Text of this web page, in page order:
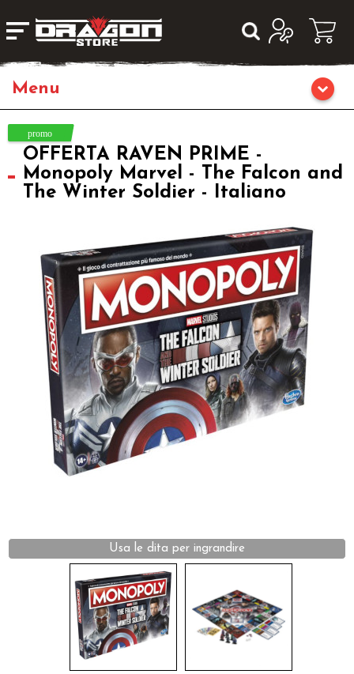
Giochi di Ruolo
Editoria
Giochi di Carte Collezionabili
Miniature
Accessori
Giocattoli e Gadget
OFFERTA RAVEN PRIME -
Monopoly Marvel - The Falcon and
The Winter Soldier - Italiano